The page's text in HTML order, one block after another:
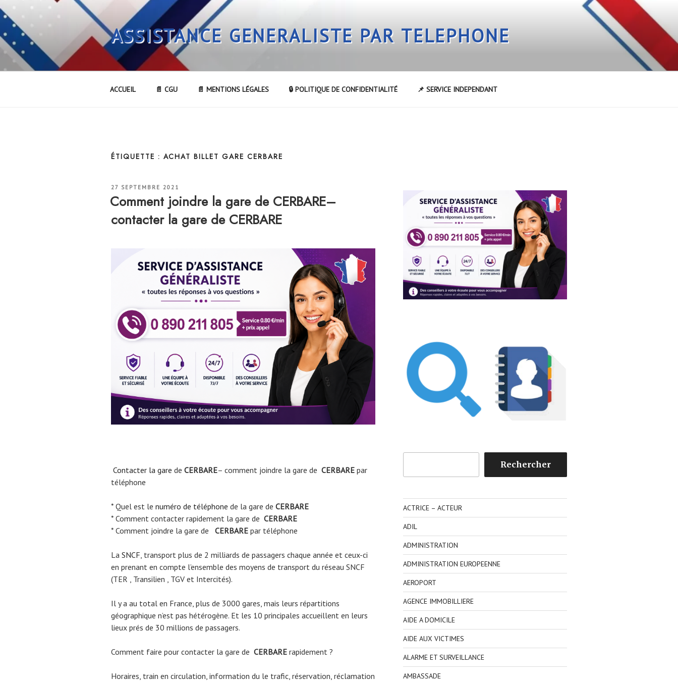
Aller
au
contenu
principal
ASSISTANCE GENERALISTE PAR TELEPHONE
ACCUEIL 📄 CGU 📄 MENTIONS LÉGALES 🔒 POLITIQUE DE CONFIDENTIALITÉ 📌 SERVICE INDEPENDANT
ÉTIQUETTE : ACHAT BILLET GARE CERBARE
PUBLIÉ
27 SEPTEMBRE 2021
Comment joindre la gare de CERBARE–
contacter la gare de CERBARE
Contacter la gare de CERBARE– comment joindre la gare de CERBARE par
téléphone
* Quel est le numéro de téléphone de la gare de CERBARE
* Comment contacter rapidement la gare de CERBARE
* Comment joindre la gare de
CERBARE par téléphone
La SNCF, transport plus de 2 milliards de passagers chaque année et ceux-ci
en prenant en compte l’ensemble des moyens de transport du réseau SNCF
(TER , Transilien , TGV et Intercités).
Il y a au total en France, plus de 3000 gares, mais leurs répartitions
géographique n’est pas hétérogène. Et les 10 principales accueillent en leurs
lieux prés de 30 millions de passagers.
Comment faire pour contacter la gare de CERBARE rapidement ?
Horaires, train en circulation, information du le trafic, réservation, réclamation
Rechercher
ACTRICE – ACTEUR
ADIL
ADMINISTRATION
ADMINISTRATION EUROPEENNE
AEROPORT
AGENCE IMMOBILLIERE
AIDE A DOMICILE
AIDE AUX VICTIMES
ALARME ET SURVEILLANCE
AMBASSADE